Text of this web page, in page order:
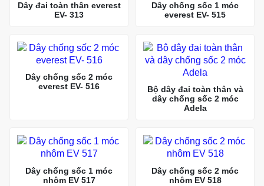
Dây đai toàn thân everest
EV- 313
Dây chống sốc 1 móc
everest EV- 515
Dây chống sốc 2 móc
everest EV- 516
Bộ dây đai toàn thân và
dây chống sốc 2 móc
Adela
Dây chống sốc 1 móc
nhôm EV 517
Dây chống sốc 2 móc
nhôm EV 518